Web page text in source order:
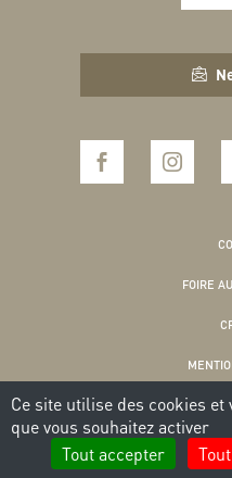
FOIRE
POLITIQUE
Ce site utilise des cookies
que vous souhaitez activer
Tout accepter